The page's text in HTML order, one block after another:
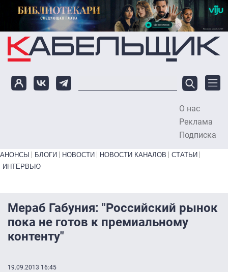
Перейти к основному содержанию
О нас
Реклама
Подписка
Primary links bottom
АНОНСЫ БЛОГИ НОВОСТИ НОВОСТИ КАНАЛОВ
СТАТЬИ
ИНТЕРВЬЮ
Мераб Габуния: "Российский рынок
пока не готов к премиальному
контенту"
19.09.2013 16:45